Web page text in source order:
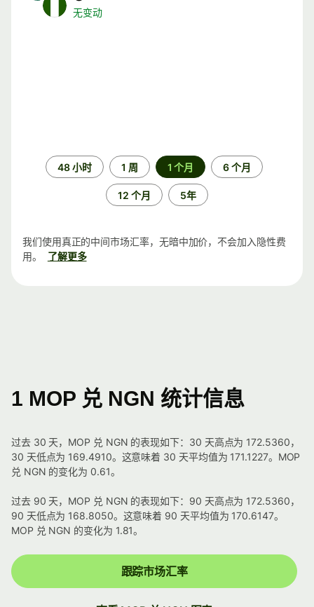
无变动
48 小时 1 周 1 个月 6 个月
12 个月 5年
我们使用真正的中间市场汇率，无暗中加价，不会加入隐性费
用。
了解更多
1 MOP 兑 NGN 统计信息
过去 30 天，MOP 兑 NGN 的表现如下：30 天高点为 172.5360，
30 天低点为 169.4910。这意味着 30 天平均值为 171.1227。MOP
兑 NGN 的变化为 0.61。
过去 90 天，MOP 兑 NGN 的表现如下：90 天高点为 172.5360，
90 天低点为 168.8050。这意味着 90 天平均值为 170.6147。
MOP 兑 NGN 的变化为 1.81。
跟踪市场汇率